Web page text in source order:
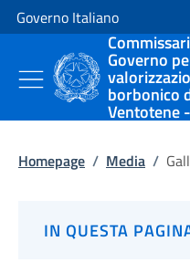
Vai al contenuto
Vai alla navigazione del sito
Governo Italiano
Governo
borbonico
Ventotene
Homepage / Media /
IN QUESTA